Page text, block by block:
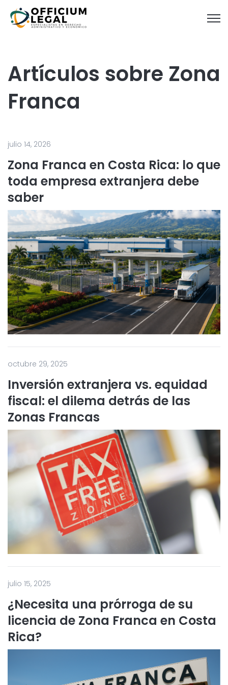
Artículos sobre Zona
Franca
julio 14, 2026
Zona Franca en Costa Rica: lo que
toda empresa extranjera debe
saber
octubre 29, 2025
Inversión extranjera vs. equidad
fiscal: el dilema detrás de las
Zonas Francas
julio 15, 2025
¿Necesita una prórroga de su
licencia de Zona Franca en Costa
Rica?